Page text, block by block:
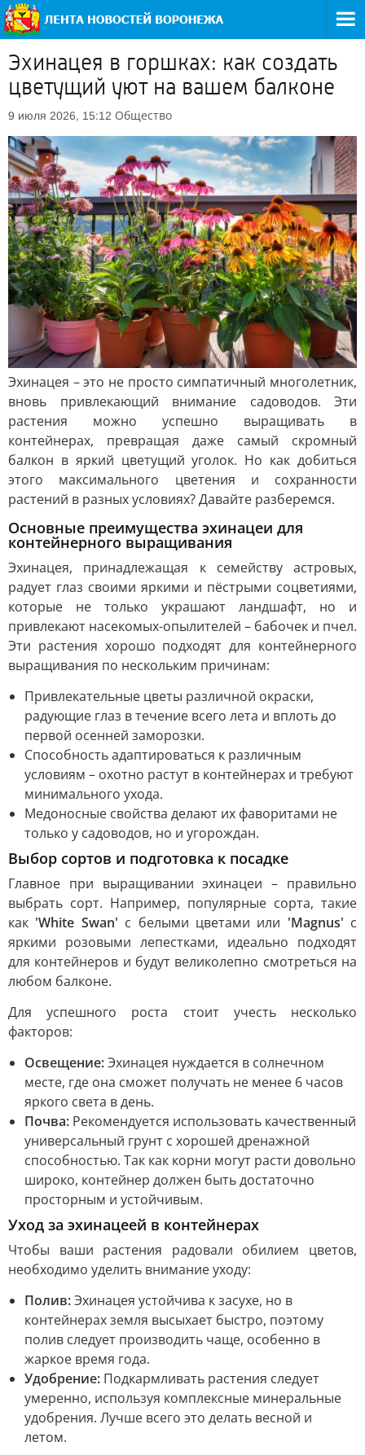
Эхинацея в горшках: как создать
цветущий уют на вашем балконе
9 июля 2026, 15:12 Общество
Эхинацея – это не просто симпатичный многолетник,
вновь привлекающий внимание садоводов. Эти
растения можно успешно выращивать в
контейнерах, превращая даже самый скромный
балкон в яркий цветущий уголок. Но как добиться
этого максимального цветения и сохранности
растений в разных условиях? Давайте разберемся.
Основные преимущества эхинацеи для
контейнерного выращивания
Эхинацея, принадлежащая к семейству астровых,
радует глаз своими яркими и пёстрыми соцветиями,
которые не только украшают ландшафт, но и
привлекают насекомых-опылителей – бабочек и пчел.
Эти растения хорошо подходят для контейнерного
выращивания по нескольким причинам:
Привлекательные цветы различной окраски,
радующие глаз в течение всего лета и вплоть до
первой осенней заморозки.
Способность адаптироваться к различным
условиям – охотно растут в контейнерах и требуют
минимального ухода.
Медоносные свойства делают их фаворитами не
только у садоводов, но и угорождан.
Выбор сортов и подготовка к посадке
Главное при выращивании эхинацеи – правильно
выбрать сорт. Например, популярные сорта, такие
как 'White Swan' с белыми цветами или 'Magnus' с
яркими розовыми лепестками, идеально подходят
для контейнеров и будут великолепно смотреться на
любом балконе.
Для успешного роста стоит учесть несколько
факторов:
Освещение:Эхинацея нуждается в солнечном
месте, где она сможет получать не менее 6 часов
яркого света в день.
Почва: Рекомендуется использовать качественный
универсальный грунт с хорошей дренажной
способностью. Так как корни могут расти довольно
широко, контейнер должен быть достаточно
просторным и устойчивым.
Уход за эхинацеей в контейнерах
Чтобы ваши растения радовали обилием цветов,
необходимо уделить внимание уходу:
Полив:Эхинацея устойчива к засухе, но в
контейнерах земля высыхает быстро, поэтому
полив следует производить чаще, особенно в
жаркое время года.
Удобрение: Подкармливать растения следует
умеренно, используя комплексные минеральные
удобрения. Лучше всего это делать весной и
летом.